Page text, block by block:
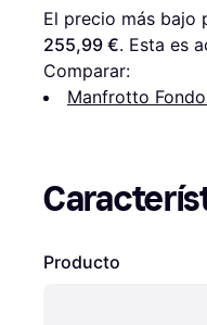
El precio más bajo
255,99 €. Esta es
Comparar:
Manfrotto
Producto